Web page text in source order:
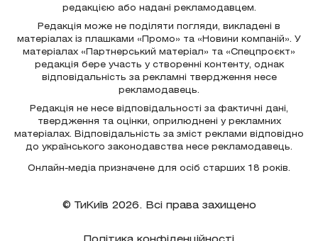
редакцією або надані рекламодавцем.
Редакція може не поділяти погляди, викладені в
матеріалах із плашками «Промо» та «Новини компаній». У
матеріалах «Партнерський матеріал» та «Спецпроєкт»
редакція бере участь у створенні контенту, однак
відповідальність за рекламні твердження несе
рекламодавець.
Редакція не несе відповідальності за фактичні дані,
твердження та оцінки, оприлюднені у рекламних
матеріалах. Відповідальність за зміст реклами відповідно
до українського законодавства несе рекламодавець.
Онлайн-медіа призначене для осіб старших 18 років.
© ТиКиїв 2026. Всі права захищено